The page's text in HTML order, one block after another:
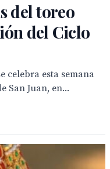
del toreo
del Ciclo
celebra esta semana
San Juan, en...